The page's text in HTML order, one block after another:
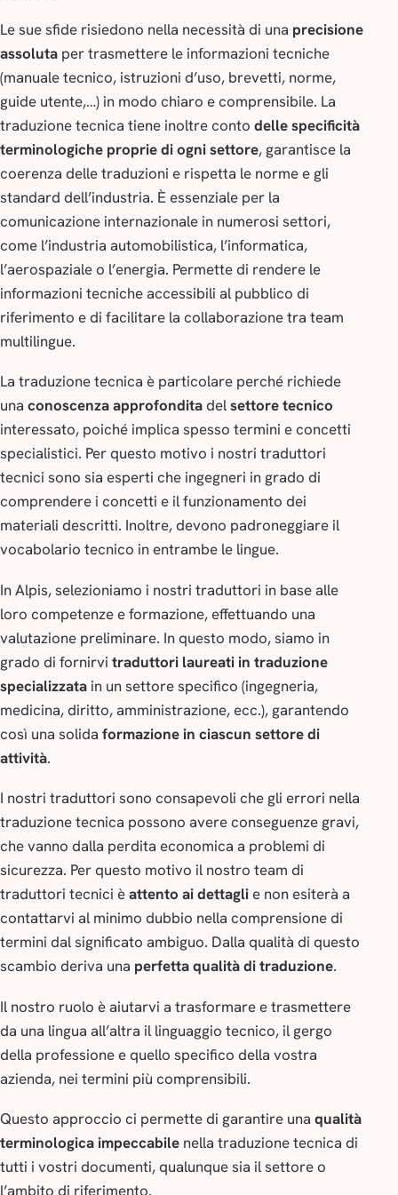
Le sue sfide risiedono nella necessità di una precisione
assoluta per trasmettere le informazioni tecniche
(manuale tecnico, istruzioni d’uso, brevetti, norme,
guide utente,…) in modo chiaro e comprensibile. La
traduzione tecnica tiene inoltre conto delle specificità
terminologiche proprie di ogni settore, garantisce la
coerenza delle traduzioni e rispetta le norme e gli
standard dell’industria. È essenziale per la
comunicazione internazionale in numerosi settori,
come l’industria automobilistica, l’informatica,
l’aerospaziale o l’energia. Permette di rendere le
informazioni tecniche accessibili al pubblico di
riferimento e di facilitare la collaborazione tra team
multilingue.
La traduzione tecnica è particolare perché richiede
una conoscenza approfonditadelsettore tecnico
interessato, poiché implica spesso termini e concetti
specialistici. Per questo motivo i nostri traduttori
tecnici sono sia esperti che ingegneri in grado di
comprendere i concetti e il funzionamento dei
materiali descritti. Inoltre, devono padroneggiare il
vocabolario tecnico in entrambe le lingue.
In Alpis, selezioniamo i nostri traduttori in base alle
loro competenze e formazione, effettuando una
valutazione preliminare. In questo modo, siamo in
grado di fornirvi traduttori laureati in traduzione
specializzata in un settore specifico (ingegneria,
medicina, diritto, amministrazione, ecc.), garantendo
così una solida formazione in ciascun settore di
attività.
I nostri traduttori sono consapevoli che gli errori nella
traduzione tecnica possono avere conseguenze gravi,
che vanno dalla perdita economica a problemi di
sicurezza. Per questo motivo il nostro team di
traduttori tecnici èattento ai dettaglie non esiterà a
contattarvi al minimo dubbio nella comprensione di
termini dal significato ambiguo. Dalla qualità di questo
scambio deriva una perfetta qualità di traduzione.
Il nostro ruolo è aiutarvi a trasformare e trasmettere
da una lingua all’altra il linguaggio tecnico, il gergo
della professione e quello specifico della vostra
azienda, nei termini più comprensibili.
Questo approccio ci permette di garantire una qualità
terminologica impeccabile nella traduzione tecnica di
tutti i vostri documenti, qualunque sia il settore o
l’ambito di riferimento.